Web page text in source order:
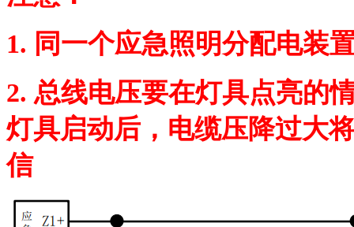
1. 同一个应急照明分配电装
2. 总线电压要在灯具点亮的
灯具启动后，电缆压降过大
信